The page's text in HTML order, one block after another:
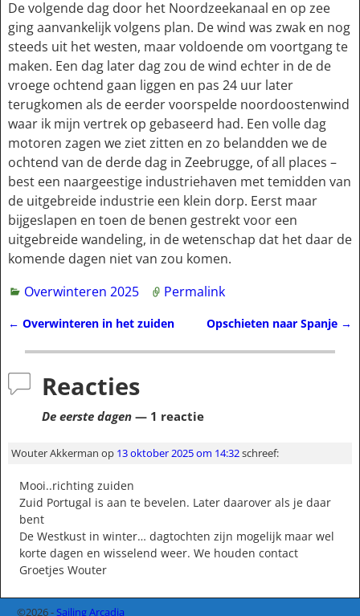
De volgende dag door het Noordzeekanaal en op zee
ging aanvankelijk volgens plan. De wind was zwak en nog
steeds uit het westen, maar voldoende om voortgang te
maken. Een dag later dag zou de wind echter in de de
vroege ochtend gaan liggen en pas 24 uur later
terugkomen als de eerder voorspelde noordoostenwind
waar ik mijn vertrek op gebaseerd had. Een volle dag
motoren zagen we ziet zitten en zo belandden we de
ochtend van de derde dag in Zeebrugge, of all places –
best een naargeestige industriehaven met temidden van
de uitgebreide industrie een klein dorp. Eerst maar
bijgeslapen en toen de benen gestrekt voor een
uitgebreide wandeling, in de wetenschap dat het daar de
komende dagen niet van zou komen.
Overwinteren 2025
Permalink
← Overwinteren in het zuiden Opschieten naar Spanje →
Reacties
De eerste dagen— 1 reactie
Wouter Akkerman op 13 oktober 2025 om 14:32schreef:
Mooi..richting zuiden
Zuid Portugal is aan te bevelen. Later daarover als je daar
bent
De Westkust in winter… dagtochten zijn mogelijk maar wel
korte dagen en wisselend weer. We houden contact
Groetjes Wouter
©2026 -Sailing Arcadia